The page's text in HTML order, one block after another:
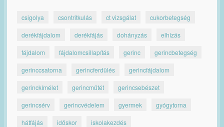
csigolya csontritkulás ct vizsgálat cukorbetegség
derékfájdalom derékfájás dohányzás elhízás
fájdalom fájdalomcsillapítás gerinc gerincbetegség
gerinccsatorna gerincferdülés gerincfájdalom
gerinckímélet gerincműtét gerincsebészet
gerincsérv gerincvédelem gyermek gyógytorna
hátfájás időskor iskolakezdés